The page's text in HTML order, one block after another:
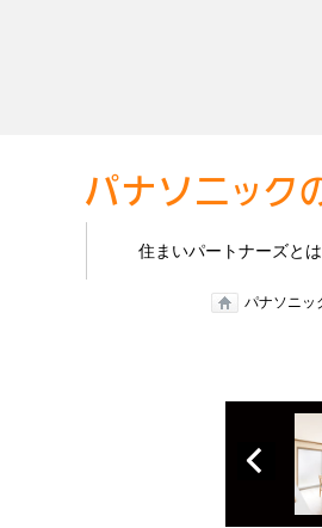
住まいパートナーズとは
パナソニッ